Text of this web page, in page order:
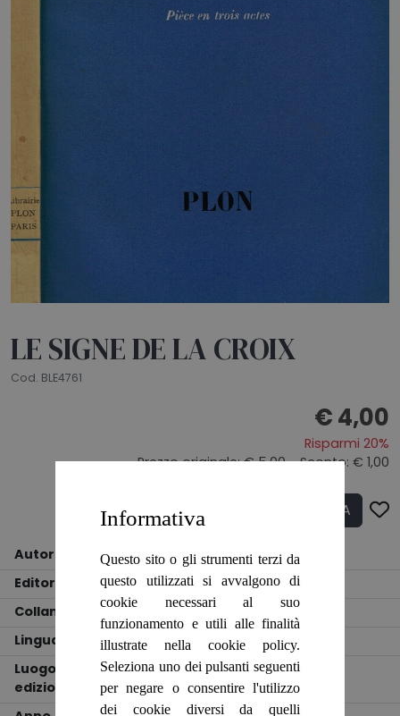
LE SIGNE DE LA CROIX
Cod. BLE4761
€ 4,00
Risparmi 20%
Prezzo originale:€ 5,00- Sconto: € 1,00
Q.tà ACQUISTA
Autore
GABRIEL MARCEL
Editore
PLON
Collana
!
Lingua
Francese
Luogo
edizione
Paris
Informativa
Questo sito o gli strumenti terzi da
questo utilizzati si avvalgono di
cookie necessari al suo
funzionamento e utili alle finalità
illustrate nella cookie policy.
Seleziona uno dei pulsanti seguenti
per negare o consentire l'utilizzo
dei cookie diversi da quelli